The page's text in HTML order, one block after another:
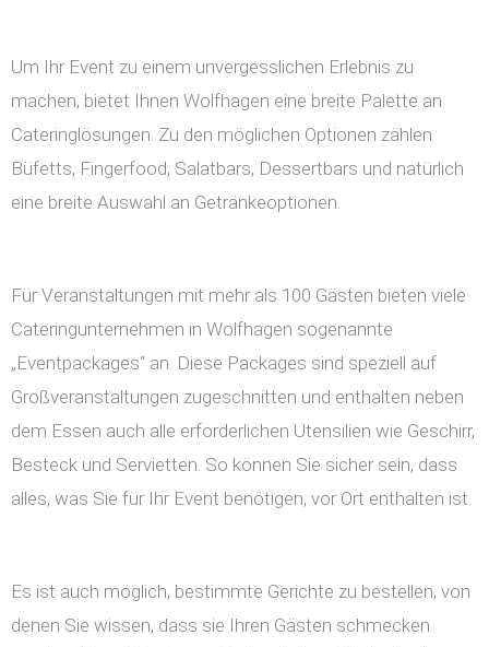
Um Ihr Event zu einem unvergesslichen Erlebnis zu
machen, bietet Ihnen Wolfhagen eine breite Palette an
Cateringlösungen. Zu den möglichen Optionen zählen
Büfetts, Fingerfood, Salatbars, Dessertbars und natürlich
eine breite Auswahl an Getränkeoptionen.
Für Veranstaltungen mit mehr als 100 Gästen bieten viele
Cateringunternehmen in Wolfhagen sogenannte
„Eventpackages“ an. Diese Packages sind speziell auf
Großveranstaltungen zugeschnitten und enthalten neben
dem Essen auch alle erforderlichen Utensilien wie Geschirr,
Besteck und Servietten. So können Sie sicher sein, dass
alles, was Sie für Ihr Event benötigen, vor Ort enthalten ist.
Es ist auch möglich, bestimmte Gerichte zu bestellen, von
denen Sie wissen, dass sie Ihren Gästen schmecken